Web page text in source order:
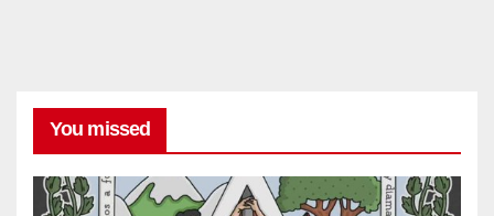
You missed